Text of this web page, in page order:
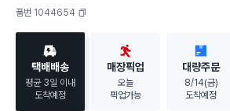
품번 1044654
택배배송
평균 3일 이내
도착예정
매장픽업
오늘
픽업가능
대량주문
8/14(금)
도착예정